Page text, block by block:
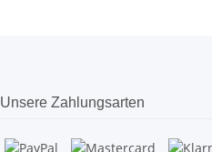
Unsere Zahlungsarten